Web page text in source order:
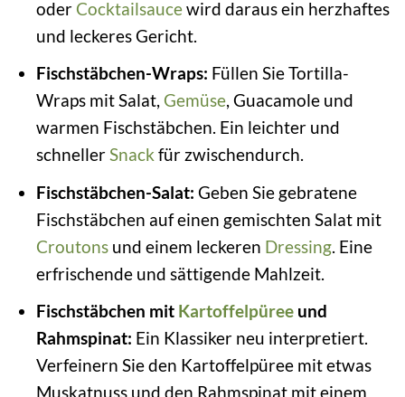
oder Cocktailsaucewird daraus ein herzhaftes
und leckeres Gericht.
Fischstäbchen-Wraps: Füllen Sie Tortilla-
Wraps mit Salat, Gemüse, Guacamole und
warmen Fischstäbchen. Ein leichter und
schnellerSnack für zwischendurch.
Fischstäbchen-Salat: Geben Sie gebratene
Fischstäbchen auf einen gemischten Salat mit
Croutonsund einem leckeren Dressing. Eine
erfrischende und sättigende Mahlzeit.
Fischstäbchen mit Kartoffelpüreeund
Rahmspinat: Ein Klassiker neu interpretiert.
Verfeinern Sie den Kartoffelpüree mit etwas
Muskatnuss und den Rahmspinat mit einem